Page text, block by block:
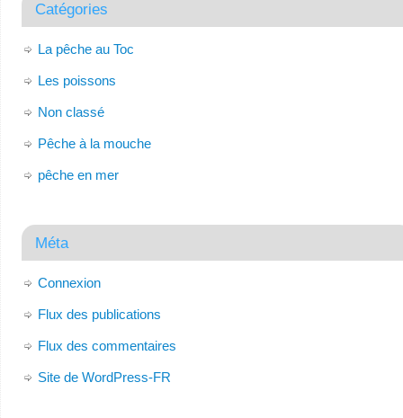
Catégories
La pêche au Toc
Les poissons
Non classé
Pêche à la mouche
pêche en mer
Méta
Connexion
Flux des publications
Flux des commentaires
Site de WordPress-FR